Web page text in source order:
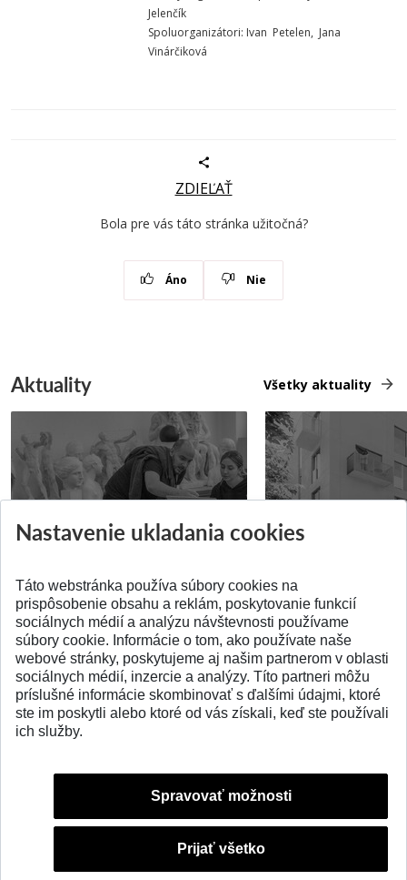
Jelenčík
Spoluorganizátori: Ivan Petelen, Jana
Vinárčiková
ZDIEĽAŤ
Bola pre vás táto stránka užitočná?
Áno Nie
Aktuality Všetky aktuality
Pridané 14.07.2026 Pridané 03.07.2026
SPÄŤ NA VRCH
Nastavenie ukladania cookies
Táto webstránka používa súbory cookies na
prispôsobenie obsahu a reklám, poskytovanie funkcií
sociálnych médií a analýzu návštevnosti používame
súbory cookie. Informácie o tom, ako používate naše
webové stránky, poskytujeme aj našim partnerom v oblasti
sociálnych médií, inzercie a analýzy. Títo partneri môžu
príslušné informácie skombinovať s ďalšími údajmi, ktoré
ste im poskytli alebo ktoré od vás získali, keď ste používali
ich služby.
Spravovať možnosti
Prijať všetko